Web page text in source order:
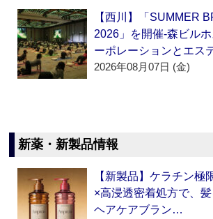
【西川】「SUMMER
2026」を開催‐森ビル
ーポレーションとエス
2026年08月07日 (金)
新薬・新製品情報
【新製品】ケラチン極
×高浸透密着処方で、
ヘアケアブラン…